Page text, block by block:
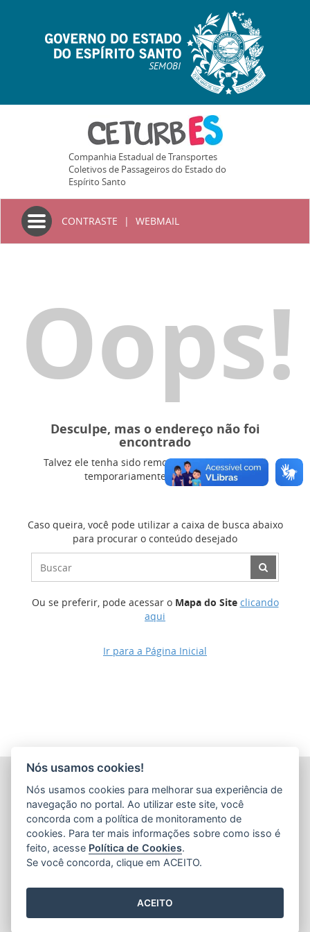
SEMOBI
Companhia Estadual de Transportes
Coletivos de Passageiros do Estado do
Espírito Santo
Toggle
navigation
CONTRASTE | WEBMAIL
Oops!
Desculpe, mas o endereço não foi
encontrado
Talvez ele tenha sido removido, alterado ou está
temporariamente indisponível
Caso queira, você pode utilizar a caixa de busca abaixo
para procurar o conteúdo desejado
Ou se preferir, pode acessar o Mapa do Site clicando
aqui
Ir para a Página Inicial
COMPANHIA ESTADUAL DE TRANSPORTES COLETIVOS DE
PASSAGEIROS DO ESTADO DO ESPÍRITO SANTO
(CETURB/ES)
Av. Jerônimo Monteiro, 96 - Ed. Aureliano Hoffmann, 5º, 6º
e 7º Andares - Centro
CEP: 29010-002 - Vitória / ES
Tel.: 27 3232-4500
Nós usamos cookies!
Nós usamos cookies para melhorar sua experiência de
navegação no portal. Ao utilizar este site, você
concorda com a política de monitoramento de
cookies. Para ter mais informações sobre como isso é
feito, acesse Política de Cookies.
Se você concorda, clique em ACEITO.
ACEITO